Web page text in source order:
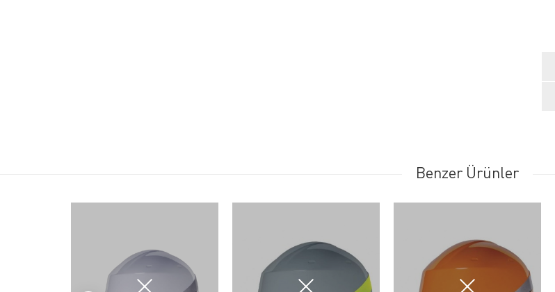
Benzer Ürünler